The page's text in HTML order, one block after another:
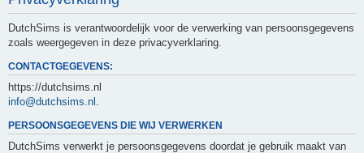
DutchSims is verantwoordelijk voor de verwerking van persoonsgegevens
zoals weergegeven in deze privacyverklaring.
CONTACTGEGEVENS:
https://dutchsims.nl
info@dutchsims.nl
PERSOONSGEGEVENS DIE WIJ VERWERKEN
DutchSims verwerkt je persoonsgegevens doordat je gebruik maakt van